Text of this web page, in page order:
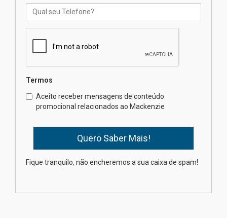
calouros do segundo semestre
04.08.2026
Brasília prepara seus
estudantes para o PAS antes
mesmo do Ensino Médio
na educação dos filhos além da
Termos
Aceito receber mensagens de conteúdo
promocional relacionados ao Mackenzie
Fique tranquilo, não encheremos a sua caixa de spam!